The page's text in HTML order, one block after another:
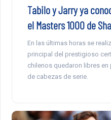
Tabilo y Jarry ya
el Masters 1000 de
En las últimas horas se
principal del prestigioso
chilenos quedaron libres
de cabezas de serie.